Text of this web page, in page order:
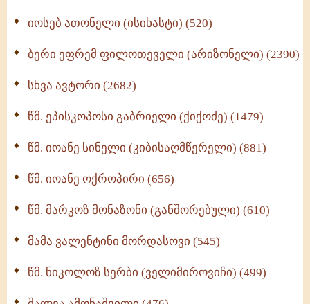
ქადაგებანი გაბრიელ ეპისკოპოსისა - II ტომი
სულიერი ცხოვრების სახელმძღვანელო -
ნაწილი II (369)
იოსებ ათონელი (ისიხასტი) (520)
ბერი ეფრემ ფილოთეველი (არიზონელი) (2390)
სხვა ავტორი (2682)
წმ. ეპისკოპოსი გაბრიელი (ქიქოძე) (1479)
წმ. იოანე სინელი (კიბისაღმწერელი) (881)
წმ. იოანე ოქროპირი (656)
წმ. მარკოზ მონაზონი (განშორებული) (610)
მამა ვალენტინი მორდასოვი (545)
წმ. ნიკოლოზ სერბი (ველიმიროვიჩი) (499)